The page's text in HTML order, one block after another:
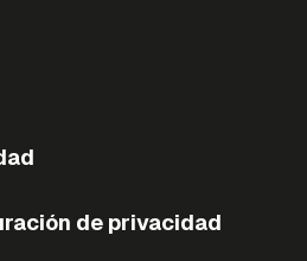
de privacidad